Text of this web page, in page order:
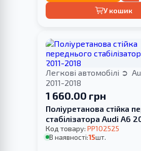
У кошик
Легкові автомобілі
2011-2018
1 660.00 грн
Поліуретанова стійка
стабілізатора Audi A6
Код товару: PP102525
В наявності:15шт.